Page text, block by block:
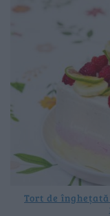
Tort de